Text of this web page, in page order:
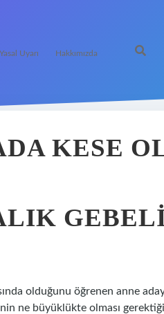
Yasal Uyarı Hakkımızda
KESE
olduğunu öğrenen anne
ne büyüklükte olması